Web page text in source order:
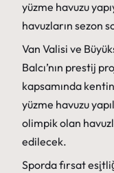
yüzme havuzu
havuzların sezon
Van Valisi ve
Balcı’nın prestij
kapsamında
yüzme havuzu
olimpik olan
edilecek.
Sporda fırsat